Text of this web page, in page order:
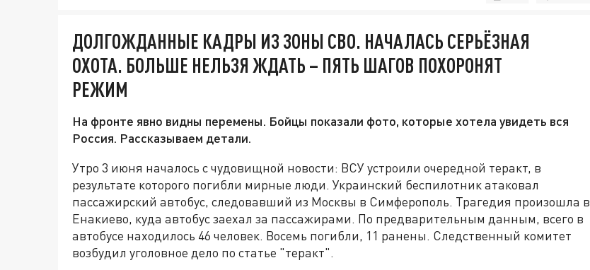
ДОЛГОЖДАННЫЕ КАДРЫ ИЗ ЗОНЫ СВО. НАЧАЛАСЬ СЕРЬЁЗНАЯ
ОХОТА. БОЛЬШЕ НЕЛЬЗЯ ЖДАТЬ – ПЯТЬ ШАГОВ ПОХОРОНЯТ
РЕЖИМ
На фронте явно видны перемены. Бойцы показали фото, которые хотела увидеть вся
Россия. Рассказываем детали.
Утро 3 июня началось с чудовищной новости: ВСУ устроили очередной теракт, в
результате которого погибли мирные люди. Украинский беспилотник атаковал
пассажирский автобус, следовавший из Москвы в Симферополь. Трагедия произошла в
Енакиево, куда автобус заехал за пассажирами. По предварительным данным, всего в
автобусе находилось 46 человек. Восемь погибли, 11 ранены. Следственный комитет
возбудил уголовное дело по статье "теракт".